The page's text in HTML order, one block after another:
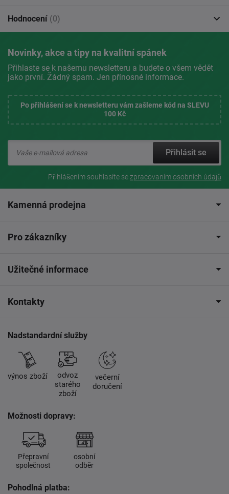
Hodnocení (0)
Novinky, akce a tipy na kvalitní spánek
Přihlaste se k našemu newsletteru a budete o všem vědět
jako první. Žádný spam. Jen přínosné informace.
Po přihlášení se k newsletteru vám zašleme kód na SLEVU
100 Kč
Přihlásit se
Přihlášením souhlasíte sezpracovaním osobních údajů
Kamenná prodejna
Pro zákazníky
Užitečné informace
Kontakty
Nadstandardní služby
výnos zboží
odvoz
starého
zboží
večerní
doručení
Možnosti dopravy:
Přepravní
společnost
osobní
odběr
Pohodlná platba: